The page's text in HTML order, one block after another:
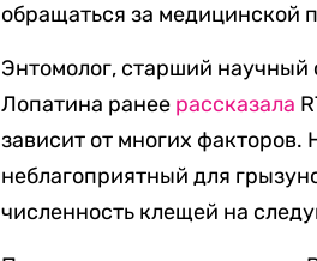
обращаться за медицинской
Энтомолог, старший научный
Лопатина ранее рассказала
зависит от многих
неблагоприятный для
численность клещей на